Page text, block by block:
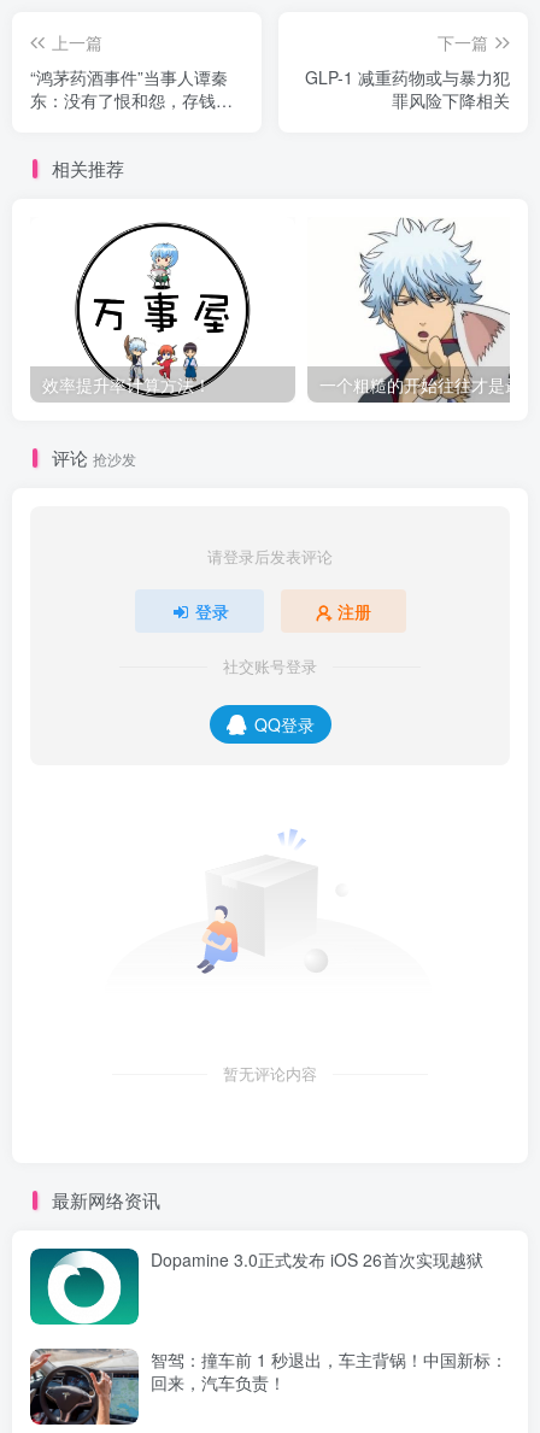
上一篇
“鸿茅药酒事件”当事人谭秦
东：没有了恨和怨，存钱排
下一篇
GLP-1 减重药物或与暴力犯
罪风险下降相关
相关推荐
效率提升率计算方法！
评论 抢沙发
请登录后发表评论
登录 注册
社交账号登录
QQ登录
暂无评论内容
最新网络资讯
Dopamine 3.0正式发布 iOS 26首次实现越狱
智驾：撞车前 1 秒退出，车主背锅！中国新标：
回来，汽车负责！